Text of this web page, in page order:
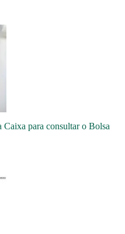
Caixa para consultar o Bolsa